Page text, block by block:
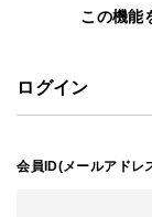
この機能
ログイン
会員ID(メールアドレ